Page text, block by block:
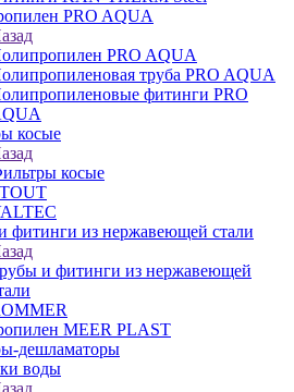
PRO AQUA
PRO AQUA
труба PRO AQUA
фитинги PRO
косые
косые
фитинги из нержавеющей стали
и фитинги из нержавеющей
MEER PLAST
дешламаторы
воды